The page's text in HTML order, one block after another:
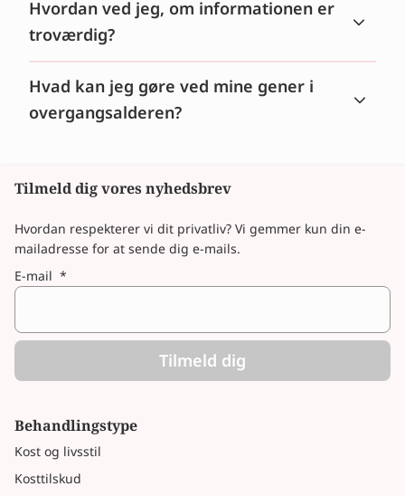
Hvordan ved jeg, om informationen er
troværdig?
Hvad kan jeg gøre ved mine gener i
overgangsalderen?
Behandlingstype
Kost og livsstil
Kosttilskud
Tilmeld dig vores nyhedsbrev
E-mail *
Tilmeld dig
Hvordan respekterer vi dit privatliv? Vi gemmer kun din e-
mailadresse for at sende dig e-mails.